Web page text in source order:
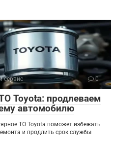
сервис 0
Toyota: продлеваем
автомобилю
ТО Toyota поможет избежать
и продлить срок службы